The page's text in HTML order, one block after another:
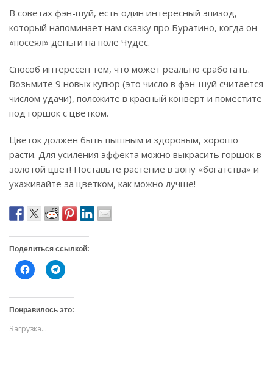
В советах фэн-шуй, есть один интересный эпизод,
который напоминает нам сказку про Буратино, когда он
«посеял» деньги на поле Чудес.
Способ интересен тем, что может реально сработать.
Возьмите 9 новых купюр (это число в фэн-шуй считается
числом удачи), положите в красный конверт и поместите
под горшок с цветком.
Цветок должен быть пышным и здоровым, хорошо
расти. Для усиления эффекта можно выкрасить горшок в
золотой цвет! Поставьте растение в зону «богатства» и
ухаживайте за цветком, как можно лучше!
Поделиться ссылкой:
Н
а
и
т
е
ч
Н
а
и
т
е
Понравилось это:
Загрузка...